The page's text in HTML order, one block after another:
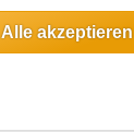
Alle akzeptieren